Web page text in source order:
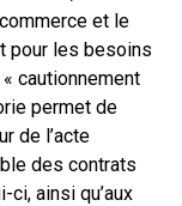
et le
pour les besoins
cautionnement
permet de
de l’acte
des contrats
ainsi qu’aux